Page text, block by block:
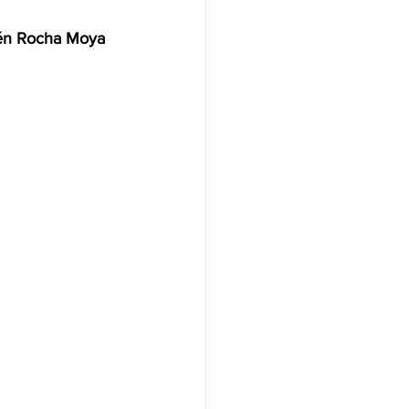
Rocha Moya